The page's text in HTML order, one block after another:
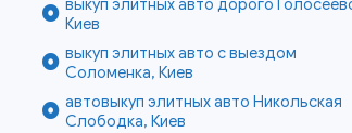
выкуп элитных авто дорого
Киев
выкуп элитных авто с выездом
Соломенка, Киев
автовыкуп элитных авто Никольская
Слободка, Киев